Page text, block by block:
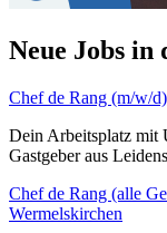
Neue Jobs in
Chef de Rang (m/w/
Dein Arbeitsplatz mit
Gastgeber aus
Chef de Rang (alle
Wermelskirchen